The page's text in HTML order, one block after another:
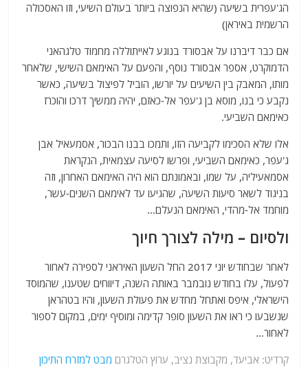
הג'עפרית בשיעה (שהיא הנפוצה ביותר בעולם השיעי, וזו האסכולה
הרשמית באיראן)
אם כבר דיברנו על אבסורד בנוגע לאייתוללה מחמוד טלגהאני
הדמוקרט, אספר אבסורד נוסף, והפעם על האימאם השישי, שלאחר
מותו, המאבק בין השיעים על יורשו, הוביל לפיצול בשיעה, כאשר
נקבע כי בנו, מוסא בן ג'עפר אל-כאזם, יהיה ממשיך דרכו והוכרז
כאימאם השביעי.
אלו שלא הסכימו לקביעה הזו, ותמכו בבנו הבכור, אסמעאיל אבן
ג'עפר, כאימאם השביעי, ופרשו לסיעה עצמאית, הנקראת
אסמאעיליה, על שמו, ובאמונתם הוא היה האימאם האחרון, וזה
בניגוד לשאר סיעות השיעה, שהגיעו עד לאימאם השנים-עשר,
מוחמד אל-מהדי, האימאם הנעלם…
ולסיום – מילה לצורך חיוך
לאחר שבחודש יוני 2017 החל השעון האיראני לספירה לאחור
לפעול, עלו בחודש נובמבר באותה השנה, דיווחים שטענו, שהמוסד
הישראלי, איפס ואתחל מחדש את פעולת השעון, והיו בטהראן
שנשבעו כי ראו את השעון סופר קדימה ומוסיף ימים, במקום לספור
לאחור…
קרדיט: אביעד, מקבוצת נציב, ערוץ הטלגרם מבט למזרח התיכון